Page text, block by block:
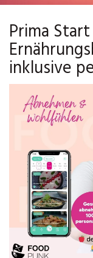
Prima
inklusive